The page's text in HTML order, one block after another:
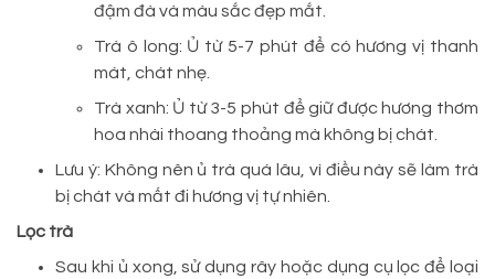
đậm đà và màu sắc đẹp mắt.
Trà ô long: Ủ từ 5-7 phút để có hương vị thanh
mát, chát nhẹ.
Trà xanh: Ủ từ 3-5 phút để giữ được hương thơm
hoa nhài thoang thoảng mà không bị chát.
Lưu ý: Không nên ủ trà quá lâu, vì điều này sẽ làm trà
bị chát và mất đi hương vị tự nhiên.
Lọc trà
Sau khi ủ xong, sử dụng rây hoặc dụng cụ lọc để loại